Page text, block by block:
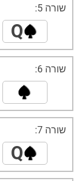
שורה 5:
Q
שורה 6:
שורה 7:
Q